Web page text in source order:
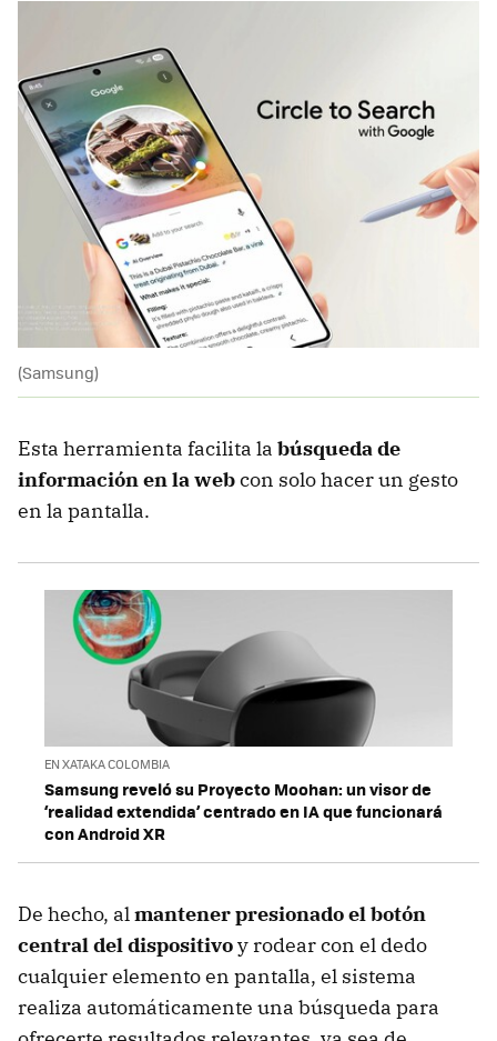
(Samsung)
Esta herramienta facilita la búsqueda de
información en la webcon solo hacer un gesto
en la pantalla.
EN XATAKA COLOMBIA
Samsung reveló su Proyecto Moohan: un visor de
‘realidad extendida’ centrado en IA que funcionará
con Android XR
De hecho, almantener presionado el botón
central del dispositivoy rodear con el dedo
cualquier elemento en pantalla, el sistema
realiza automáticamente una búsqueda para